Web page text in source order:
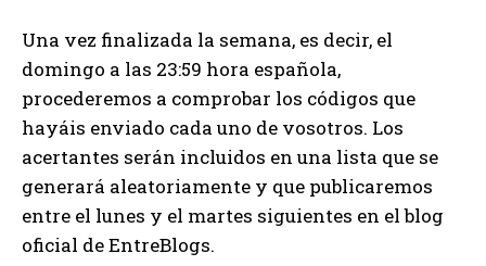
Una vez finalizada la semana, es decir, el
domingo a las 23:59 hora española,
procederemos a comprobar los códigos que
hayáis enviado cada uno de vosotros. Los
acertantes serán incluidos en una lista que se
generará aleatoriamente y que publicaremos
entre el lunes y el martes siguientes en el blog
oficial de EntreBlogs.